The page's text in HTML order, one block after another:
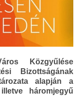
Közgyűlése
Bizottságának
alapján a
háromjegyű